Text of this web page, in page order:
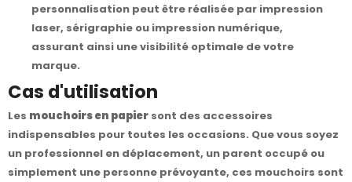
personnalisation peut être réalisée par impression
laser, sérigraphie ou impression numérique,
assurant ainsi une visibilité optimale de votre
marque.
Cas d'utilisation
Les mouchoirs en papier sont des accessoires
indispensables pour toutes les occasions. Que vous soyez
un professionnel en déplacement, un parent occupé ou
simplement une personne prévoyante, ces mouchoirs sont